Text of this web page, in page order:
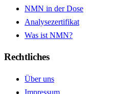
NMN in der Dose
Analysezertifikat
Was ist NMN?
Rechtliches
Über uns
Impressum